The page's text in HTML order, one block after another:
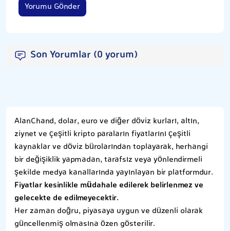
Yorumu Gönder
Son Yorumlar (0 yorum)
AlanChand, dolar, euro ve diğer döviz kurları, altın,
ziynet ve çeşitli kripto paraların fiyatlarını çeşitli
kaynaklar ve döviz bürolarından toplayarak, herhangi
bir değişiklik yapmadan, tarafsız veya yönlendirmeli
şekilde medya kanallarında yayınlayan bir platformdur.
Fiyatlar kesinlikle müdahale edilerek belirlenmez ve
gelecekte de edilmeyecektir.
Her zaman doğru, piyasaya uygun ve düzenli olarak
güncellenmiş olmasına özen gösterilir.